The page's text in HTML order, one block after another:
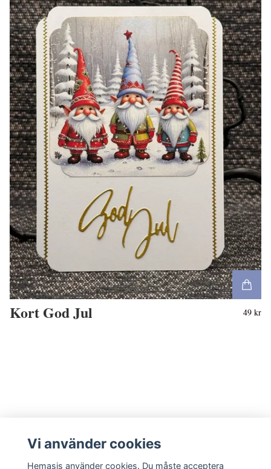
Kort God Jul 49 kr
Vi använder cookies
Hemasis använder cookies. Du måste acceptera